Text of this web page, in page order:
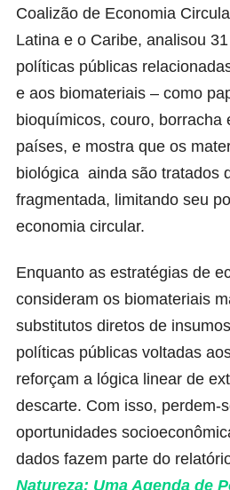
Coalizão de Economia
Latina e o Caribe, analisou
políticas públicas
e aos biomateriais – como
bioquímicos, couro, borracha
países, e mostra que os
biológica ainda são tratados
fragmentada, limitando seu
economia circular.
Enquanto as estratégias de
consideram os biomateriais
substitutos diretos de
políticas públicas voltadas
reforçam a lógica linear de
descarte. Com isso, perdem-
oportunidades
dados fazem parte do
Natureza: Uma Agenda de